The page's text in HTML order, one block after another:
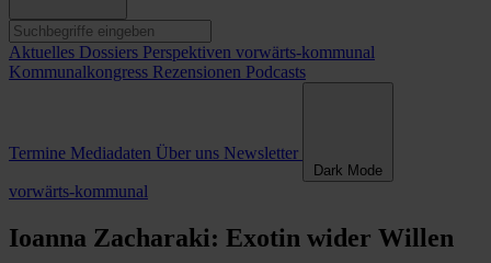
Aktuelles Dossiers Perspektiven vorwärts-kommunal
Kommunalkongress Rezensionen Podcasts
Termine Mediadaten Über uns Newsletter
Dark Mode
vorwärts-kommunal
Ioanna Zacharaki: Exotin wider Willen